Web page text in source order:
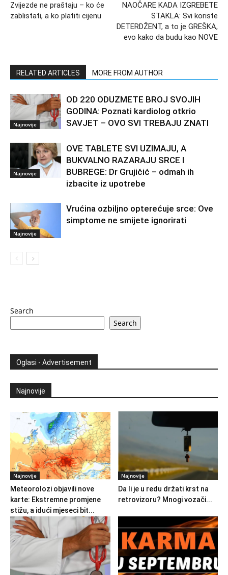
Zvijezde ne praštaju – ko će
zablistati, a ko platiti cijenu
NAOČARE KADA IZGREBETE
STAKLA: Svi koriste
DETERDŽENT, a to je GREŠKA,
evo kako da budu kao NOVE
RELATED ARTICLES MORE FROM AUTHOR
Najnovije
OD 220 ODUZMETE BROJ SVOJIH
GODINA: Poznati kardiolog otkrio
SAVJET – OVO SVI TREBAJU ZNATI
Najnovije
OVE TABLETE SVI UZIMAJU, A
BUKVALNO RAZARAJU SRCE I
BUBREGE: Dr Grujičić – odmah ih
izbacite iz upotrebe
Najnovije
Vrućina ozbiljno opterećuje srce: Ove
simptome ne smijete ignorirati
Search
Search
Oglasi - Advertisement
Najnovije
Najnovije
Meteorolozi objavili nove
karte: Ekstremne promjene
stižu, a idući mjeseci bit...
Najnovije
Da li je u redu držati krst na
retrovizoru? Mnogi vozači...